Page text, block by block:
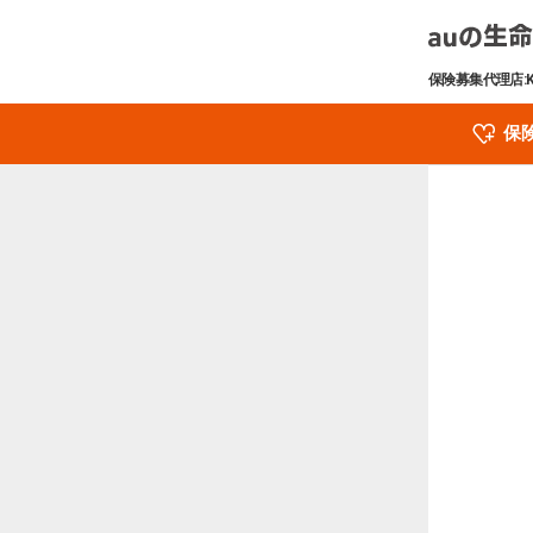
保険募集代理店
保